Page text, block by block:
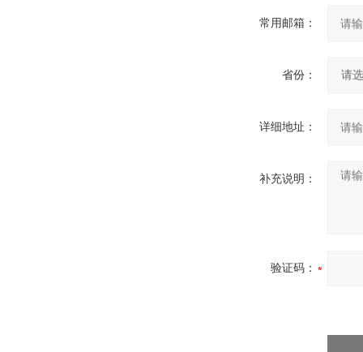
常用邮箱：
省份：
详细地址：
补充说明：
验证码：